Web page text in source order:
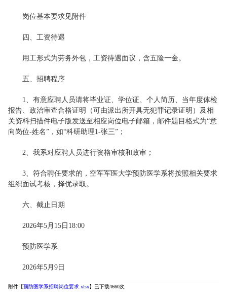
岗位基本要求见附件
四、工资待遇
用工形式为劳务外包，工资待遇面议，含五险一金。
五、招聘程序
1、有意应聘人员请将毕业证、学位证、个人简历、当年度体检
报告、政治审查合格证明（可由派出所开具无犯罪记录证明）及相
关资料扫描件电子版发送至相应岗位电子邮箱，邮件题目格式为“意
向岗位-姓名”，如“科研助理1-张三”；
2、我系对应聘人员进行资格审核和政审；
3、符合聘任要求的，空军军医大学预防医学系将按照相关要求
组织面试考核，择优录取。
六、截止日期
2026年5月15日18:00
预防医学系
2026年5月9日
附件【预防医学系招聘岗位要求.xlsx】已下载4660次